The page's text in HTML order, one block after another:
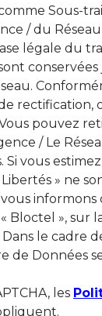
Sous-
/ du
légale du
pouvez
/ Le
Si vous
» ne
», sur
Dans le cadre
de Données
les